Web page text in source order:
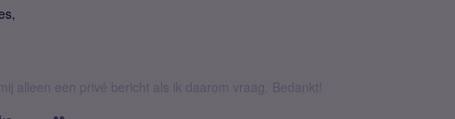
alleen een privé bericht als ik daarom vraag. Bedankt!